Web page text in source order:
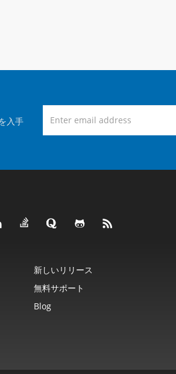
入手
新しいリリース
無料サポート
Blog